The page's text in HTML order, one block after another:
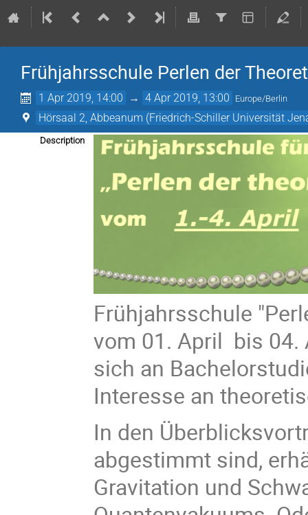
Frühjahrsschule Perlen der
1 Apr 2019, 14:00 → 4 Apr 2019, 13:00 Europe/Berlin
Hörsaal 2, Abbeanum (Friedrich-Schiller Universität
Description
Frühjahrsschule
vom 01. April bis 04.
sich an
Interesse an
In den
abgestimmt sind,
Gravitation und